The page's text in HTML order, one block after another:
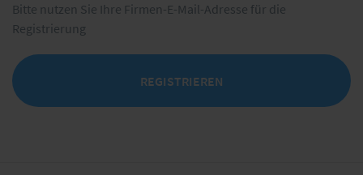
Bitte nutzen Sie Ihre Firmen-E-Mail-Adresse für die
Registrierung
REGISTRIEREN